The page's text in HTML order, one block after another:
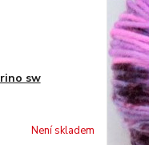
sw
Není skladem